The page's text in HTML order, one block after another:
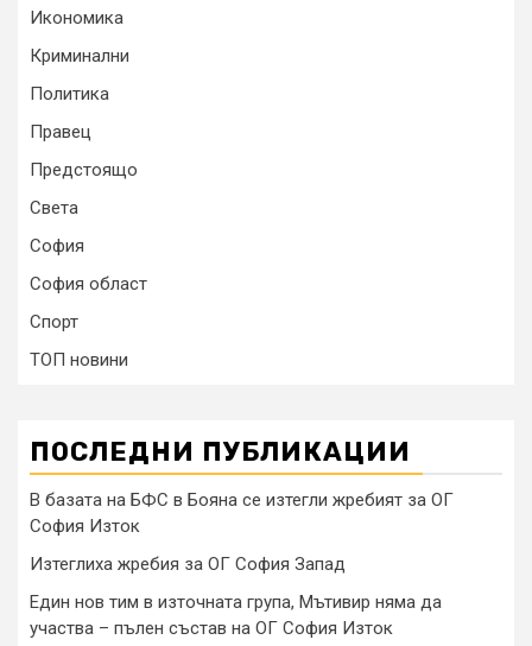
Икономика
Криминални
Политика
Правец
Предстоящо
Света
София
София област
Спорт
ТОП новини
ПОСЛЕДНИ ПУБЛИКАЦИИ
В базата на БФС в Бояна се изтегли жребият за ОГ
София Изток
Изтеглиха жребия за ОГ София Запад
Един нов тим в източната група, Мътивир няма да
участва – пълен състав на ОГ София Изток